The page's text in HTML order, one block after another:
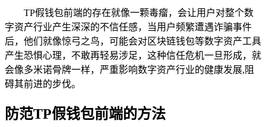
TP假钱包前端的存在就像一颗毒瘤，会让用户对整个数
字资产行业产生深深的不信任感，当用户频繁遭遇诈骗事件
后，他们就像惊弓之鸟，可能会对区块链钱包等数字资产工具
产生恐惧心理，不敢再轻易涉足，这种信任危机一旦形成，就
会像多米诺骨牌一样，严重影响数字资产行业的健康发展,阻
碍其前进的步伐。
防范TP假钱包前端的方法